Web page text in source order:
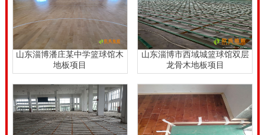
山东淄博潘庄某中学篮球馆木
地板项目
山东淄博市西域城篮球馆双层
龙骨木地板项目